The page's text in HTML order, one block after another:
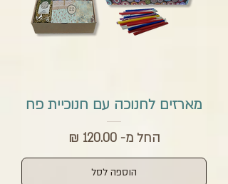
מארזים לחנוכה עם חנוכיית פח
החל מ-
‏120.00 ‏₪
מחיר מבצע
הוספה לסל